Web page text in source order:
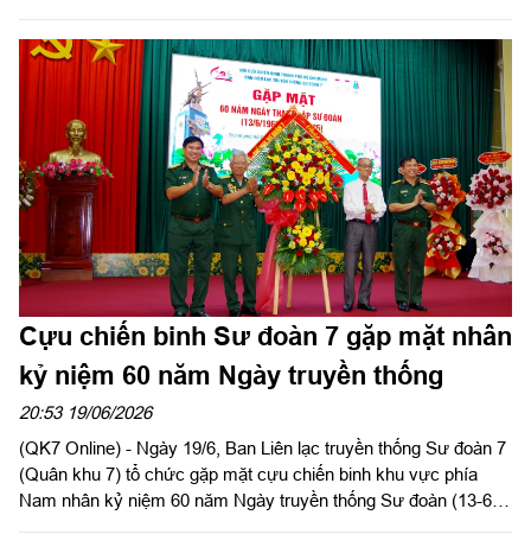
tộc. Trong cuộc kháng chiến chống Mỹ cứu nước, cùng với hệ
thống báo chí cách mạng và tiến bộ trên phạm vi cả nước,
những tờ báo xuất bản tại mặt trận ở chiến trường Nam Bộ đã
thực sự trở thành một mũi tiến công trong thế trận “hai chân”,
“ba mũi”, một thứ vũ khí tin cậy và sắc bén của Trung ương
Cục, Nhân dân và LLVT Nhân dân giải phóng miền Nam Việt
Nam.
Cựu chiến binh Sư đoàn 7 gặp mặt nhân
kỷ niệm 60 năm Ngày truyền thống
20:53 19/06/2026
(QK7 Online) - Ngày 19/6, Ban Liên lạc truyền thống Sư đoàn 7
(Quân khu 7) tổ chức gặp mặt cựu chiến binh khu vực phía
Nam nhân kỷ niệm 60 năm Ngày truyền thống Sư đoàn (13-6-